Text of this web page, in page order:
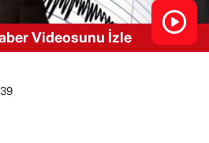
Videosunu İzle